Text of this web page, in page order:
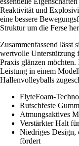
Reaktivität und
eine bessere
Struktur um die Ferse
Zusammenfassend lässt
wertvolle Unterstützung
Praxis glänzen
Leistung in einem
Hallenvolleyballs
FlyteFoam-
Rutschfeste
Atmungsaktives
Verstärkter Halt
Niedriges Design,
fördert